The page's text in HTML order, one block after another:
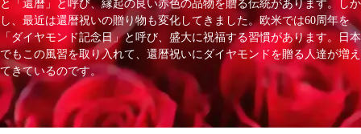
と「還暦」と呼び、縁起の良い赤色の品物を贈る伝統があります。しか
し、最近は還暦祝いの贈り物も変化してきました。欧米では60周年を
「ダイヤモンド記念日」と呼び、盛大に祝福する習慣があります。日本
でもこの風習を取り入れて、還暦祝いにダイヤモンドを贈る人達が増え
てきているのです。